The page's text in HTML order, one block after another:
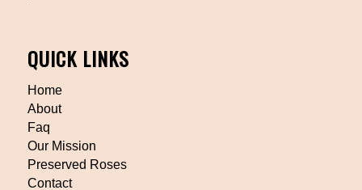
QUICK LINKS
Home
About
Faq
Our Mission
Preserved Roses
Contact